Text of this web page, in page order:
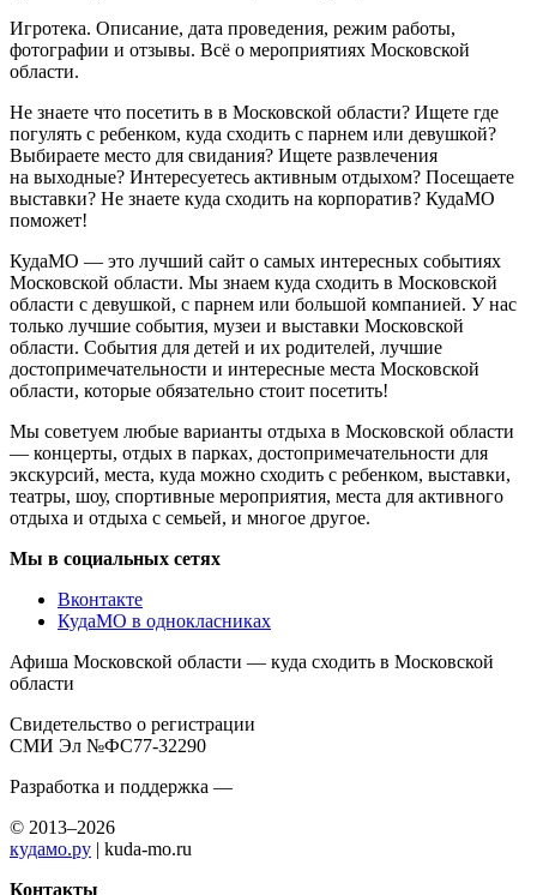
Игротека. Описание, дата проведения, режим работы,
фотографии и отзывы. Всё о мероприятиях Московской
области.
Не знаете что посетить в в Московской области? Ищете где
погулять с ребенком, куда сходить с парнем или девушкой?
Выбираете место для свидания? Ищете развлечения
на выходные? Интересуетесь активным отдыхом? Посещаете
выставки? Не знаете куда сходить на корпоратив? КудаМО
поможет!
КудаМО — это лучший сайт о самых интересных событиях
Московской области. Мы знаем куда сходить в Московской
области с девушкой, с парнем или большой компанией. У нас
только лучшие события, музеи и выставки Московской
области. События для детей и их родителей, лучшие
достопримечательности и интересные места Московской
области, которые обязательно стоит посетить!
Мы советуем любые варианты отдыха в Московской области
— концерты, отдых в парках, достопримечательности для
экскурсий, места, куда можно сходить с ребенком, выставки,
театры, шоу, спортивные мероприятия, места для активного
отдыха и отдыха с семьей, и многое другое.
Мы в социальных сетях
Вконтакте
КудаМО в однокласниках
Афиша Московской области — куда сходить в Московской
области
Свидетельство о регистрации
СМИ Эл №ФС77-32290
Разработка и поддержка —
© 2013–2026
кудамо.ру | kuda-mo.ru
Контакты